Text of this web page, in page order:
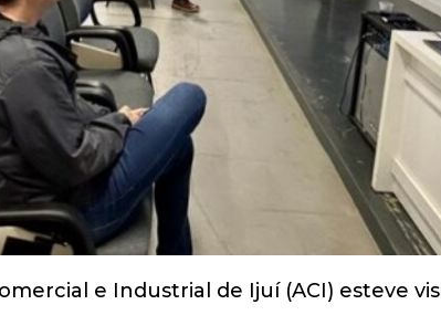
e Industrial de Ijuí (ACI) esteve